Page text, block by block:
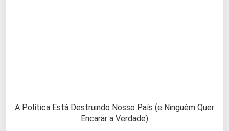
A Política Está Destruindo Nosso País (e Ninguém Quer
Encarar a Verdade)